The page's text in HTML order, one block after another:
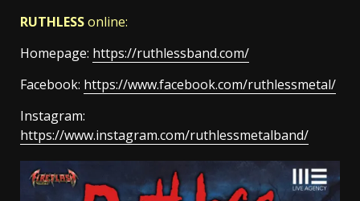
RUTHLESSonline:
Homepage: https://ruthlessband.com/
Facebook: https://www.facebook.com/ruthlessmetal/
Instagram:
https://www.instagram.com/ruthlessmetalband/